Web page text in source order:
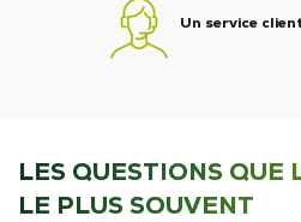
Un service
LES QUESTIONS QUE
LE PLUS SOUVENT